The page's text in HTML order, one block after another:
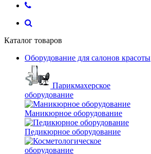
Каталог товаров
Оборудование для салонов красоты
Парикмахерское
оборудование
Маникюрное оборудование
Педикюрное оборудование